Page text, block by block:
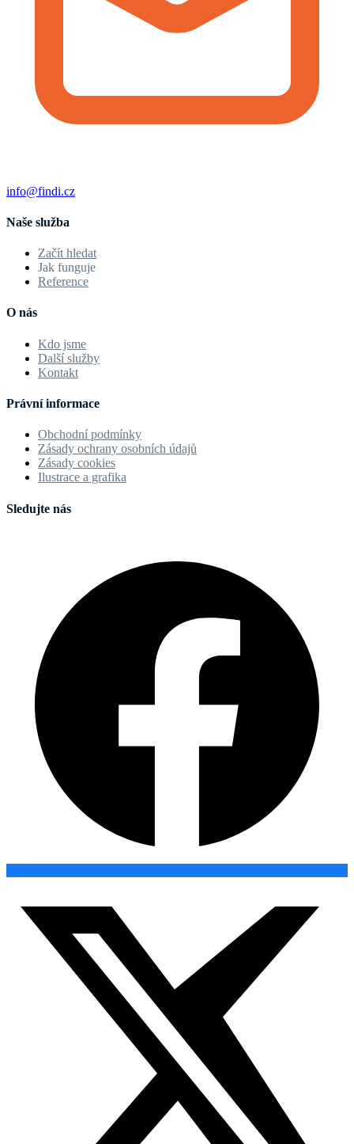
info@findi.cz
Naše služba
Začít hledat
Jak funguje
Reference
O nás
Kdo jsme
Další služby
Kontakt
Právní informace
Obchodní podmínky
Zásady ochrany osobních údajů
Zásady cookies
Ilustrace a grafika
Sledujte nás